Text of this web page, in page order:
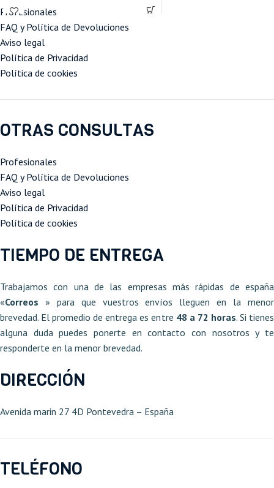
cómoda y bonita, hechas a mano
con tela resistente
Profesionales
FAQ y Política de Devoluciones
Aviso legal
Política de Privacidad
Política de cookies
OTRAS CONSULTAS
Profesionales
FAQ y Política de Devoluciones
Aviso legal
Política de Privacidad
Política de cookies
TIEMPO DE ENTREGA
Trabajamos con una de las empresas más rápidas de españa
«Correos » para que vuestros envíos lleguen en la menor
brevedad. El promedio de entrega es entre 48 a 72 horas. Si tienes
alguna duda puedes ponerte en contacto con nosotros y te
responderte en la menor brevedad.
DIRECCIÓN
Avenida marin 27 4D Pontevedra – España​
TELÉFONO